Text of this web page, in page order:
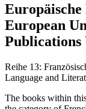
European
Publications
Reihe 13:
Language and
The books within